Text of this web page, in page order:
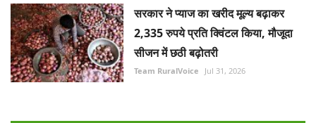
सरकार ने प्याज का खरीद मूल्य बढ़ाकर
2,335 रुपये प्रति क्विंटल किया, मौजूदा
सीजन में छठी बढ़ोतरी
Team RuralVoice Jul 31, 2026